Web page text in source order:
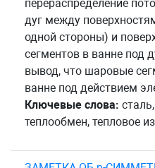
перераспределение
дуг между
одной стороны) и
сегментов в ванне под
вывод, что шаровые
ванне под действием
Ключевые слова:
теплообмен, тепловое